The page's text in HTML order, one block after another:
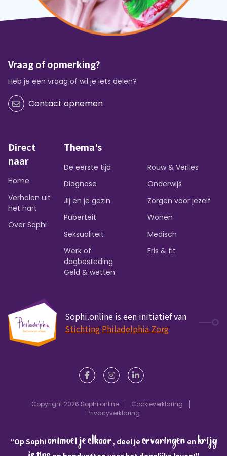
Vraag of opmerking?
Heb je een vraag of wil je iets delen?
Contact opnemen
Direct
naar
Home
Verhalen uit
het hart
Over Sophi
Thema's
De eerste tijd
Diagnose
Jij en je gezin
Puberteit
Seksualiteit
Werk of
dagbesteding
Rouw & Verlies
Onderwijs
Zorgen voor jezelf
Wonen
Medisch
Fris & fit
Geld & wetten
Sophi.online is een initiatief van
Stichting Philadelphia Zorg
Copyright 2026 Sophi.online
Cookieverklaring
Privacyverklaring
“Op Sophiontmoet je elkaar, deel je ervaringen en krijg